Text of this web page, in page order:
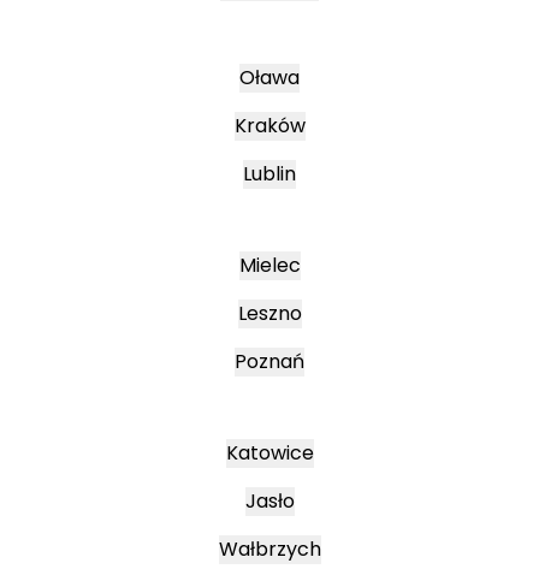
Oława
Kraków
Lublin
Mielec
Leszno
Poznań
Katowice
Jasło
Wałbrzych